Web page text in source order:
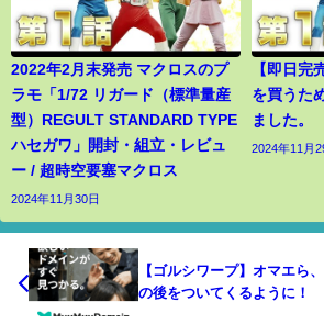
2022年2月末発売 マクロスのプ
ラモ「1/72 リガード（標準量産
型）REGULT STANDARD TYPE
ハセガワ」開封・組立・レビュ
ー / 超時空要塞マクロス
2024年11月30日
【即日完
を買うた
ました。
2024年11月
【ゴルシワープ】オマエら
の後をついてくるように！